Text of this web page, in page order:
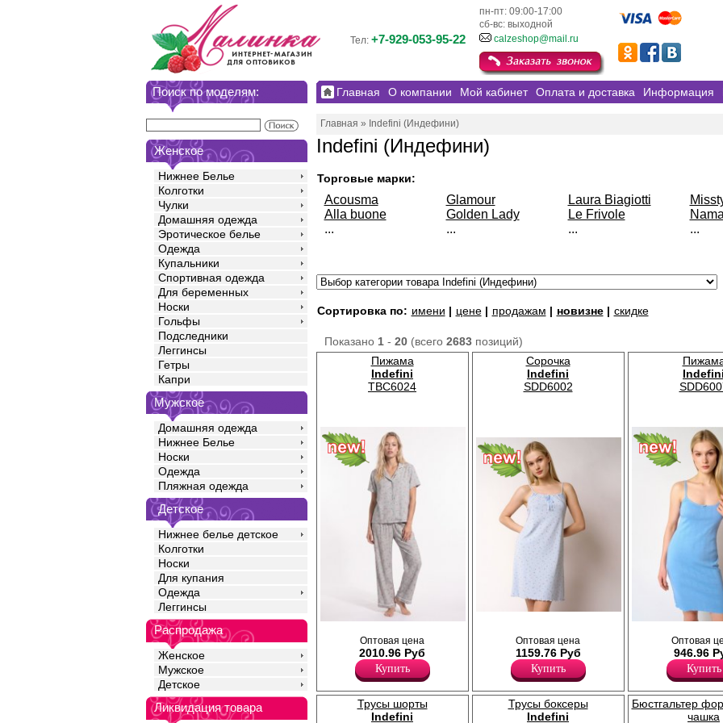
пн-пт: 09:00-17:00
сб-вс: выходной
Тел: +7-929-053-95-22 calzeshop@mail.ru
Поиск по моделям:
Женское
Нижнее Белье
Колготки
Чулки
Домашняя одежда
Эротическое белье
Одежда
Купальники
Спортивная одежда
Для беременных
Носки
Гольфы
Подследники
Леггинсы
Гетры
Капри
Мужское
Домашняя одежда
Нижнее Белье
Носки
Одежда
Пляжная одежда
Детское
Нижнее белье детское
Колготки
Носки
Для купания
Одежда
Леггинсы
Распродажа
Женское
Мужское
Детское
Ликвидация товара
Главная О компании Мой кабинет Оплата и доставка Информация
Главная » Indefini (Индефини)
Indefini (Индефини)
Торговые марки:
Acousma
Alla buone
...
Glamour
Golden Lady
...
Laura Biagiotti
Le Frivole
...
...
Сортировка по: имени | цене| продажам | новизне| скидке
Показано 1- 20(всего 2683позиций)
Пижама
Indefini
TBC6024
Вискоза 100%
Оптовая цена
2010.96 Руб
Купить
Сорочка
Indefini
SDD6002
.
Район (искусственный шёлк) 26%
Эластан 14%
Оптовая цена
1159.76 Руб
Купить
Indefini
Хлопок 100%
Оптовая
946.96
Купить
Трусы шорты
Indefini
Трусы боксеры
Indefini
Бюстгальтер
чашка